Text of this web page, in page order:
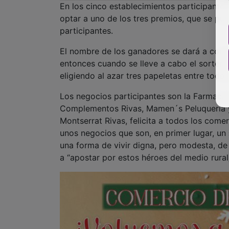
En los cinco establecimientos
optar a uno de los tres premios, que se
participantes.
El nombre de los ganadores se dará a
entonces cuando se lleve a cabo el sorteo
eligiendo al azar tres papeletas entre
Los negocios participantes son la
Complementos Rivas, Mamen´s
Montserrat Rivas, felicita a todos los
unos negocios que son, en primer lugar,
una forma de vivir digna, pero modesta,
a “apostar por estos héroes del medio